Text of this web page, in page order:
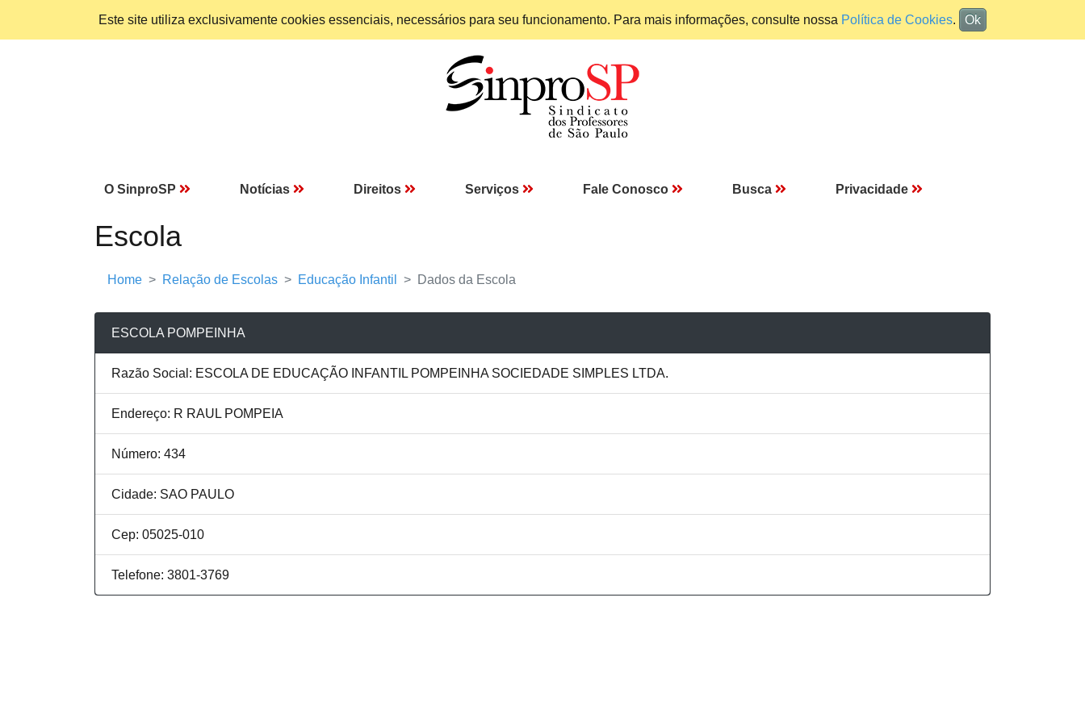
Este site utiliza exclusivamente cookies essenciais, necessários para seu funcionamento. Para mais informações, consulte nossa Política de Cookies. Ok
O SinproSP Notícias Direitos Serviços Fale Conosco Busca Privacidade
Escola
Home Relação de Escolas Educação Infantil Dados da Escola
ESCOLA POMPEINHA
Razão Social: ESCOLA DE EDUCAÇÃO INFANTIL POMPEINHA SOCIEDADE SIMPLES LTDA.
Endereço: R RAUL POMPEIA
Número: 434
Cidade: SAO PAULO
Cep: 05025-010
Telefone: 3801-3769